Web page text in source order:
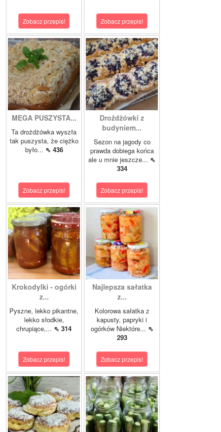
Zobacz przepis! Zobacz przepis!
MEGA PUSZYSTA...
Ta drożdżówka wyszła
tak puszysta, że ciężko
było... ⇖ 436
Zobacz przepis!
Drożdżówki z
budyniem...
Sezon na jagody co
prawda dobiega końca
ale u mnie jeszcze... ⇖
334
Zobacz przepis!
Krokodylki - ogórki
z...
Pyszne, lekko pikantne,
lekko słodkie,
chrupiące,... ⇖ 314
Zobacz przepis!
Najlepsza sałatka
z...
Kolorowa sałatka z
kapusty, papryki i
ogórków Niektóre... ⇖
293
Zobacz przepis!